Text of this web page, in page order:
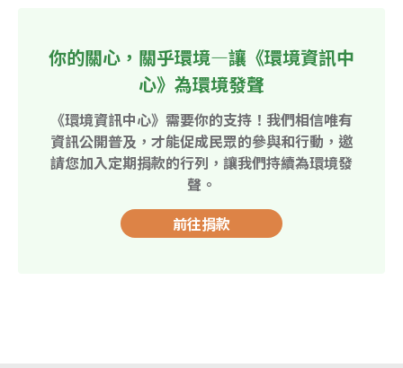
你的關心，關乎環境—讓《環境資訊中
心》為環境發聲
《環境資訊中心》需要你的支持！我們相信唯有
資訊公開普及，才能促成民眾的參與和行動，邀
請您加入定期捐款的行列，讓我們持續為環境發
聲。
前往捐款